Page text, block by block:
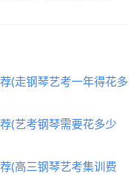
(走钢琴艺考一年得花多
(艺考钢琴需要花多少
(高三钢琴艺考集训费